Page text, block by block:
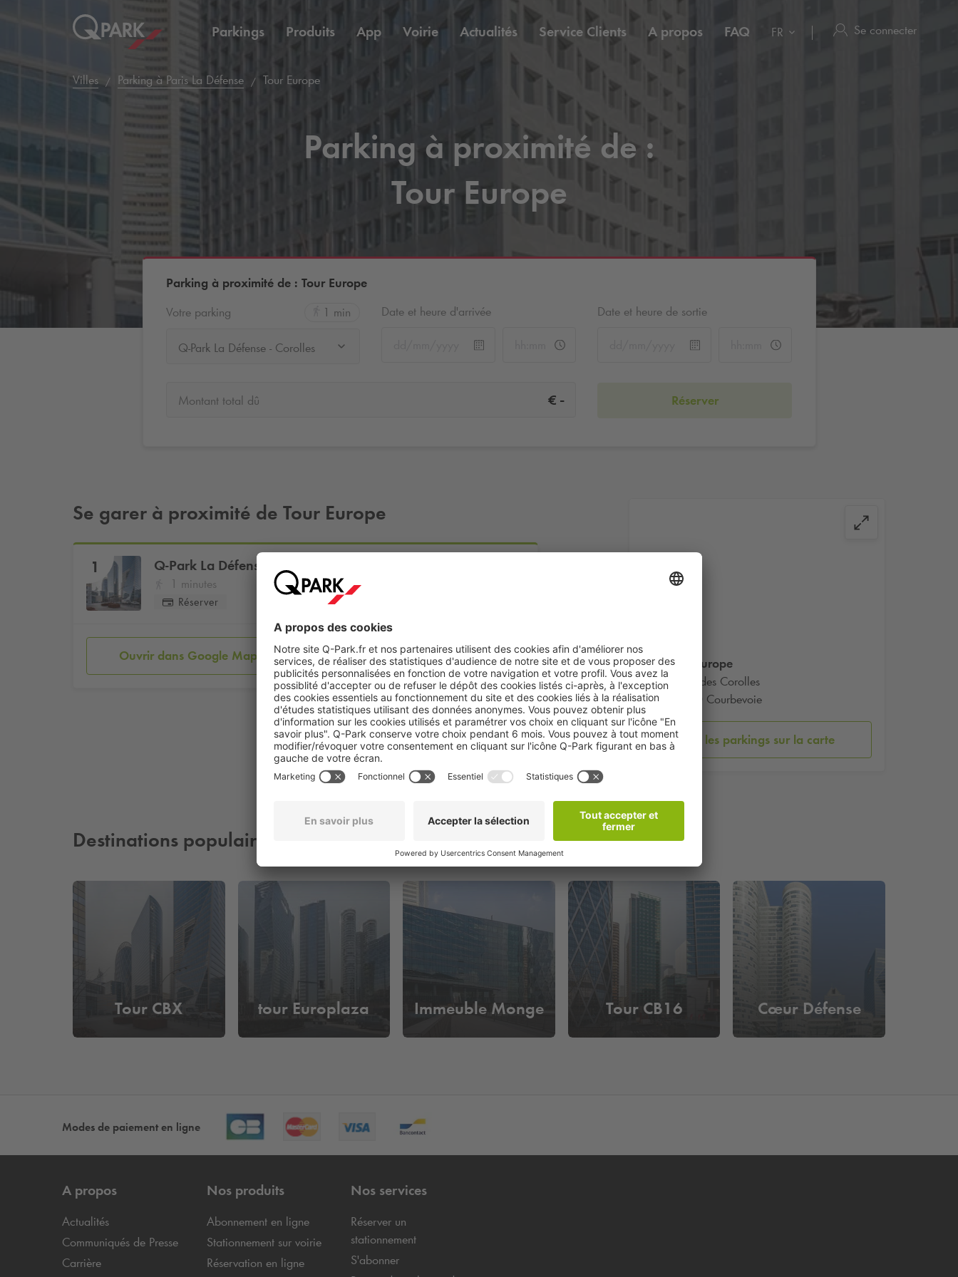
Parkings Produits App Voirie Actualités Service Clients A propos FAQ FR Se connecter
Villes Parking à Paris La Défense Tour Europe
Parking à proximité de :
Tour Europe
Parking à proximité de : Tour Europe
Votre parking
1 min
Q-Park La Défense - Corolles
Date et heure d'arrivée Date et heure de sortie
Montant total dû € - Réserver
Tour Europe
33 Pl. des Corolles
92400 Courbevoie
Voir les parkings sur la carte
Se garer à proximité de Tour Europe
1 Q-Park La Défense - Corolles
1 minutes
Réserver
Ouvrir dans Google Maps Réserver
Destinations populaires à proximité
Tour CBX tour Europlaza Immeuble Monge Tour CB16 Cœur Défense
Modes de paiement en ligne
A propos
Actualités
Communiqués de Presse
Carrière
Nos produits
Abonnement en ligne
Stationnement sur voirie
Réservation en ligne
Nos services
Réserver un
stationnement
S'abonner